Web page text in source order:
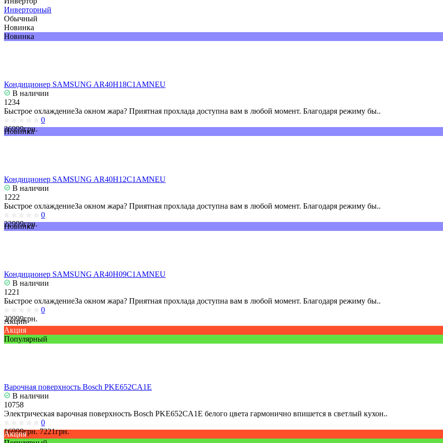
Инверторный
Обычный
Новинка
Новинка
Кондиционер SAMSUNG AR40H18C1AMNEU
В наличии
1234
Быстрое охлаждениеЗа окном жара? Приятная прохлада доступна вам в любой момент. Благодаря режиму бы..
0
36999грн.
Новинка
Кондиционер SAMSUNG AR40H12C1AMNEU
В наличии
1222
Быстрое охлаждениеЗа окном жара? Приятная прохлада доступна вам в любой момент. Благодаря режиму бы..
0
22999грн.
Новинка
Кондиционер SAMSUNG AR40H09C1AMNEU
В наличии
1221
Быстрое охлаждениеЗа окном жара? Приятная прохлада доступна вам в любой момент. Благодаря режиму бы..
0
20999грн.
Акции
Акция
Популярный
Варочная поверхность Bosch PKE652CA1E
В наличии
10758
Электрическая варочная поверхность Bosch PKE652CA1E белого цвета гармонично впишется в светлый кухон..
0
16999грн. 7221грн.
Акция